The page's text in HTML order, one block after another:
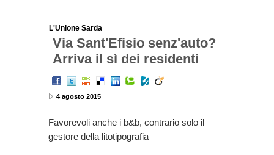
L'Unione Sarda
Via Sant'Efisio senz'auto?
Arriva il sì dei residenti
4 agosto 2015
Favorevoli anche i b&b, contrario solo il
gestore della litotipografia